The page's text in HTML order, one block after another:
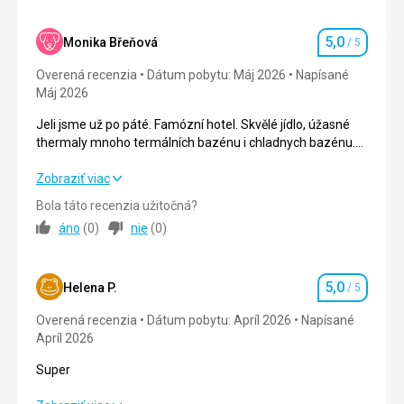
Okolie 1,0/ 5
Služby 1,0
Strasne
Ubytovanie
Hruza
Strasne
Google Translate
Monika Břeňová Hodnotenie
5,0 / 5
Overená recenzia Dátum pobytu: Máj 2026
Napísané
Máj 2026
Jeli jsme už po páté. Famózní hotel. Skvělé jídlo, úžasné
thermaly mnoho termálních bazénu i chladnych bazénu.
Jeli jsme už po páté. Famózní hotel. Skvělé jídlo, úžasné
Klidně lázeňské městečko.
Ubytovanie 5,0/ 5
Okolie 5,0/ 5
Zobraziť viac
Bola táto recenzia užitočná?
áno (0) nie (0)
Helena P. Hodnotenie
5,0 / 5
Overená recenzia Dátum pobytu: Apríl 2026
Napísané
Apríl 2026
Super